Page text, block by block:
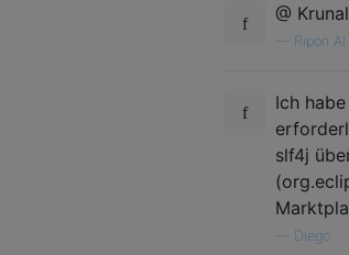
@
Ripon Al
Ich
slf4j
Diego